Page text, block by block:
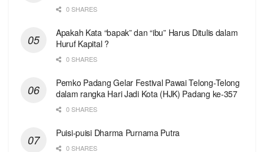
0 SHARES
Apakah Kata “bapak” dan “ibu” Harus Ditulis dalam
Huruf Kapital ?
0 SHARES
Pemko Padang Gelar Festival Pawai Telong-Telong
dalam rangka Hari Jadi Kota (HJK) Padang ke-357
0 SHARES
Puisi-puisi Dharma Purnama Putra
0 SHARES